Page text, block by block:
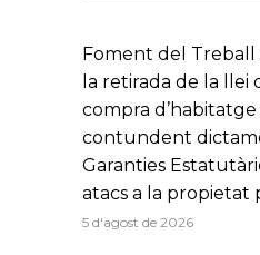
Foment del Treball
la retirada de la llei
compra d’habitatge
contundent
Garanties
atacs a la propietat
5 d'agost de 2026